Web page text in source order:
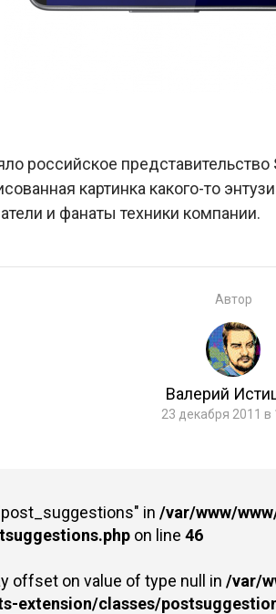
российское представительство
картинка какого-то
и фанаты техники компании.
Автор
Валерий
23 декабря 2011 в
in /var/www/
on line 46
offset on value of type null in /var/
extension/classes/